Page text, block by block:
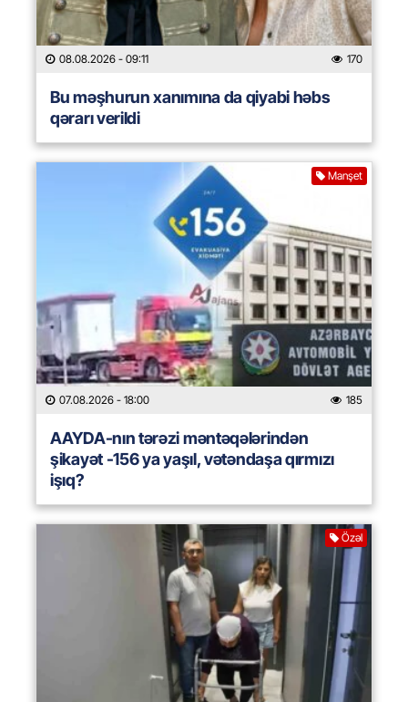
08.08.2026 - 09:11 170
Bu məşhurun xanımına da qiyabi həbs
qərarı verildi
Manşet
07.08.2026 - 18:00 185
AAYDA-nın tərəzi məntəqələrindən
şikayət -156 ya yaşıl, vətəndaşa qırmızı
işıq?
Özəl